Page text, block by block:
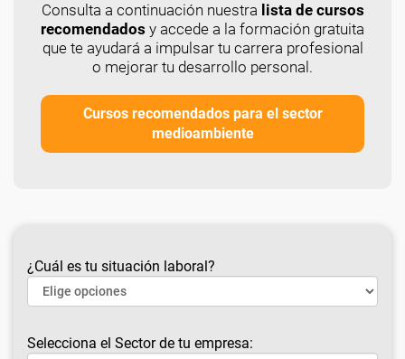
Consulta a continuación nuestra lista de cursos
recomendados y accede a la formación gratuita
que te ayudará a impulsar tu carrera profesional
o mejorar tu desarrollo personal.
Cursos recomendados para el sector
medioambiente
¿Cuál es tu situación laboral?
Selecciona el Sector de tu empresa: